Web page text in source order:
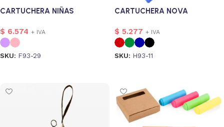
CARTUCHERA NIÑAS
$ 6.574 + IVA
SKU: F93-29
CARTUCHERA NOVA
$ 5.277 + IVA
SKU: H93-11